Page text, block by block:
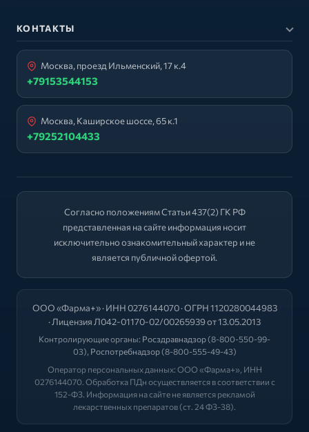
КОНТАКТЫ
Москва, проезд Ильменский, 17 к.4
+79153544153
Москва, Каширское шоссе, 65 к.1
+79252104433
Согласно положениям Статьи 437(2) ГК РФ
представленная на сайте информация носит
исключительно ознакомительный характер и не
является публичной офертой.
ООО «Фарма+» · ИНН 0276144070 · ОГРН 1120280044983
· Лицензия Л042-01170-02/00265939 от 13.05.2013
Контролирующие органы: Росздравнадзор(8-800-550-99-
03), Роспотребнадзор(8-800-555-49-43)
Оператор персональных данных: ООО «Фарма+», ИНН
0276144070. Обработка ПДн осуществляется в соответствии с
152-ФЗ. Информация на сайте не является рекламой
лекарственных препаратов (ст. 24 ФЗ-38).